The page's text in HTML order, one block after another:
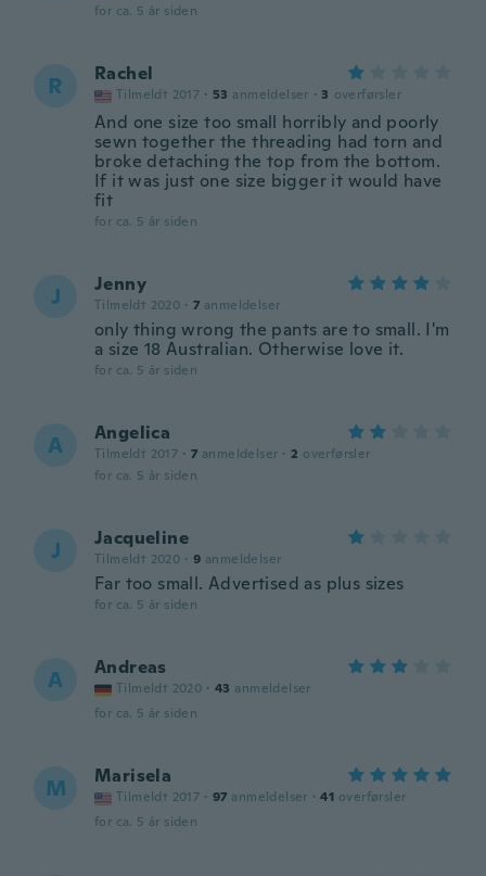
for ca. 5 år siden
R Rachel
Tilmeldt 2017 · 53 anmeldelser · 3 overførsler
And one size too small horribly and poorly
sewn together the threading had torn and
broke detaching the top from the bottom.
If it was just one size bigger it would have
fit
for ca. 5 år siden
J Jenny
Tilmeldt 2020 · 7 anmeldelser
only thing wrong the pants are to small. I'm
a size 18 Australian. Otherwise love it.
for ca. 5 år siden
A Angelica
Tilmeldt 2017 · 7 anmeldelser · 2 overførsler
for ca. 5 år siden
J Jacqueline
Tilmeldt 2020 · 9 anmeldelser
Far too small. Advertised as plus sizes
for ca. 5 år siden
A Andreas
Tilmeldt 2020 · 43 anmeldelser
for ca. 5 år siden
M Marisela
Tilmeldt 2017 · 97 anmeldelser · 41 overførsler
for ca. 5 år siden